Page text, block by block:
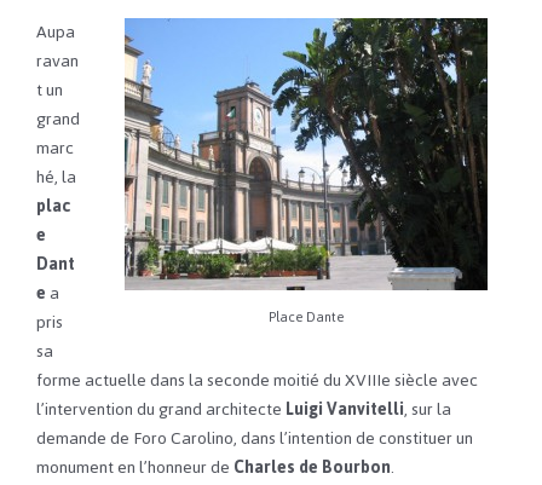
Place Dante
Aupa
ravan
t un
grand
marc
hé, la
plac
e
Dant
ea
pris
sa
forme actuelle dans la seconde moitié du XVIIIe siècle avec
l’intervention du grand architecteLuigi Vanvitelli, sur la
demande de Foro Carolino, dans l’intention de constituer un
monument en l’honneur deCharles de Bourbon.